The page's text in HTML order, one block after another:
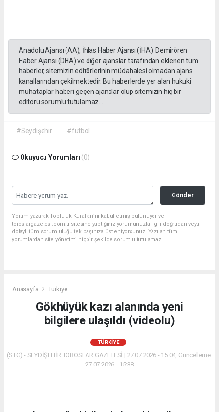
Anadolu Ajansı (AA), İhlas Haber Ajansı (İHA), Demirören
Haber Ajansı (DHA) ve diğer ajanslar tarafından eklenen tüm
haberler, sitemizin editörlerinin müdahalesi olmadan ajans
kanallarından çekilmektedir. Bu haberlerde yer alan hukuki
muhataplar haberi geçen ajanslar olup sitemizin hiç bir
editörü sorumlu tutulamaz...
#Seydişehir #futbol
Okuyucu Yorumları (0)
Gönder
Yorum yazarak Topluluk Kuralları’nı kabul etmiş bulunuyor ve
toroslargazetesi.com.tr sitesine yaptığınız yorumunuzla ilgili doğrudan veya
dolaylı tüm sorumluluğu tek başınıza üstleniyorsunuz. Yazılan tüm
yorumlardan site yönetimi hiçbir şekilde sorumlu tutulamaz.
Anasayfa Türkiye
Gökhüyük kazı alanında yeni
bilgilere ulaşıldı (videolu)
TÜRKIYE
(STG) - SEYDİŞEHİR TOROSLAR GAZETESİ | 27.07.2026 - 15:04, Güncelleme:
27.07.2026 - 15:38